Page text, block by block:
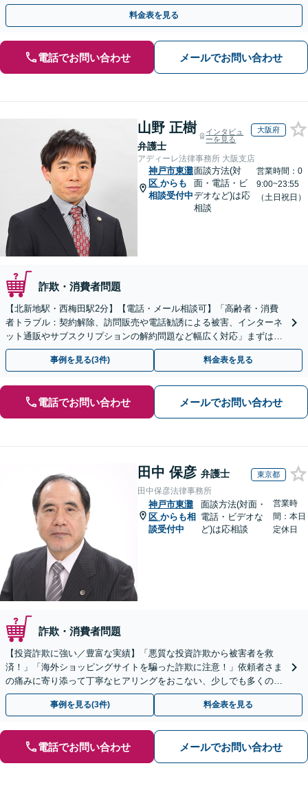
のみで解決も可能！
料金表を見る
電話でお問い合わせ メールでお問い合わせ
山野 正樹
弁護士
インタビュ
ーを見る
大阪府
アディーレ法律事務所 大阪支店
神戸市東灘
区 からも
相談受付中
面談方法(対
面・電話・ビ
デオなど)は応
相談
営業時間：0
9:00~23:55
（土日祝日）
詐欺・消費者問題
【北新地駅・西梅田駅2分】【電話・メール相談可】「高齢者・消費
者トラブル：契約解除、訪問販売や電話勧誘による被害、インターネ
ット通販やサブスクリプションの解約問題など幅広く対応」まずは一
度ご相談ください【休日・夜間相談可】
事例を見る(3件) 料金表を見る
電話でお問い合わせ メールでお問い合わせ
田中 保彦 弁護士 東京都
田中保彦法律事務所
神戸市東灘
区 からも相
談受付中
面談方法(対面・
電話・ビデオな
ど)は応相談
営業時
間：本日
定休日
詐欺・消費者問題
【投資詐欺に強い／豊富な実績】「悪質な投資詐欺から被害者を救
済！」「海外ショッピングサイトを騙った詐欺に注意！」依頼者さま
の痛みに寄り添って丁寧なヒアリングをおこない、少しでも多くの返
金が得られるよう尽力します！
事例を見る(3件) 料金表を見る
電話でお問い合わせ メールでお問い合わせ